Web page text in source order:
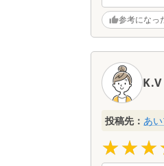
参考になっ
K.V
投稿先： あ